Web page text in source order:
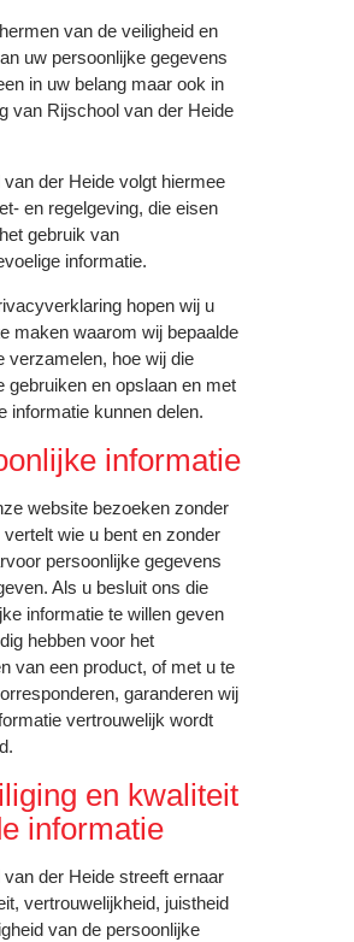
van de veiligheid en
uw persoonlijke gegevens
in uw belang maar ook in
van Rijschool van der Heide
van der Heide volgt hiermee
en regelgeving, die eisen
gebruik van
informatie.
hopen wij u
maken waarom wij bepaalde
verzamelen, hoe wij die
gebruiken en opslaan en met
informatie kunnen delen.
informatie
website bezoeken zonder
wie u bent en zonder
persoonlijke gegevens
Als u besluit ons die
informatie te willen geven
hebben voor het
van een product, of met u te
garanderen wij
vertrouwelijk wordt
en kwaliteit
informatie
van der Heide streeft ernaar
vertrouwelijkheid, juistheid
van de persoonlijke